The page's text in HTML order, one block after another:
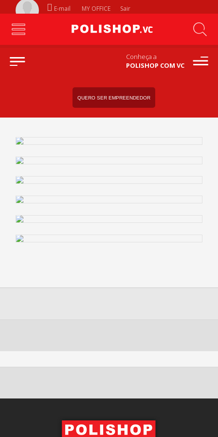
E-mail MY OFFICE Sair
Conheça a
POLISHOP COM VC
QUERO SER EMPREENDEDOR